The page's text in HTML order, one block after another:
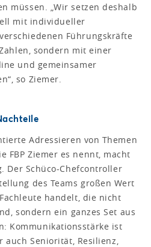
müssen. „Wir setzen deshalb
mit individueller
Führungskräfte
sondern mit einer
und gemeinsamer
so Ziemer.
Adressieren von Themen
FBP Ziemer es nennt, macht
Der Schüco-Chefcontroller
des Teams großen Wert
handelt, die nicht
sondern ein ganzes Set aus
Kommunikationsstärke ist
auch Seniorität, Resilienz,